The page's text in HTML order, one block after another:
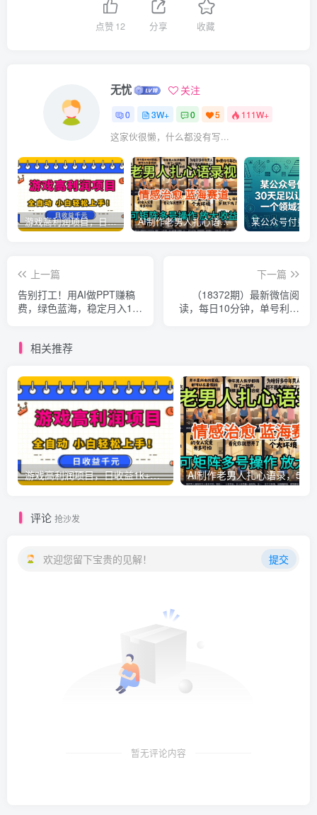
点赞 12 分享 收藏
无忧 关注
0 3W+ 0 5 111W+
这家伙很懒，什么都没有写...
游戏高利润项目，日收益1k+，全自动，无需值守，解放双手，小白轻松上手【揭秘】 AI制作老男人扎心语录，5分钟一条，操作简单，流量非常大，保姆级教程
上一篇
告别打工！用AI做PPT赚稿
费，绿色蓝海，稳定月入1-
下一篇
（18372期）最新微信阅
读，每日10分钟，单号利润
相关推荐
游戏高利润项目，日收益1k+，全自动，无需值守，解放双手，小白轻松上手【揭秘】
评论 抢沙发
欢迎您留下宝贵的见解！ 提交
暂无评论内容